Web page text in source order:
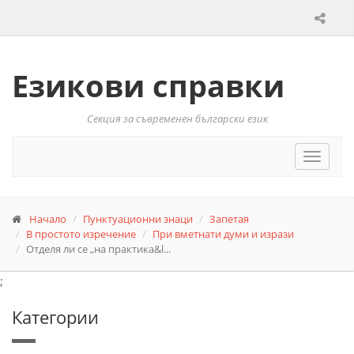
Езикови справки
Секция за съвременен български език
Toggle
Начало Пунктуационни знаци
Запетая
В простото изречение
При вметнати думи и изрази
Отделя ли се „на практика&l...
;
Категории